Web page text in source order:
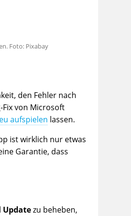
Foto: Pixabay
den Fehler nach
von Microsoft
aufspielen lassen.
ist wirklich nur etwas
Garantie, dass
Updatezu beheben,